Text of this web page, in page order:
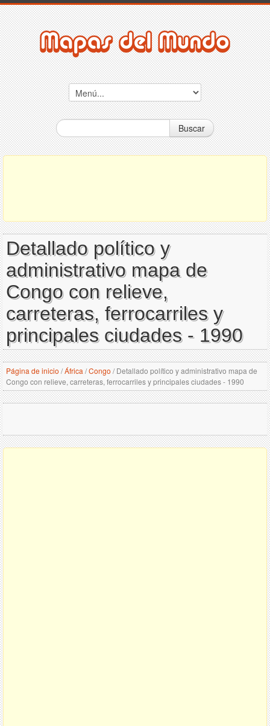
Buscar
Detallado político y
administrativo mapa de
Congo con relieve,
carreteras, ferrocarriles y
principales ciudades - 1990
Página de inicio /África /Congo /Detallado político y administrativo mapa de
Congo con relieve, carreteras, ferrocarriles y principales ciudades - 1990